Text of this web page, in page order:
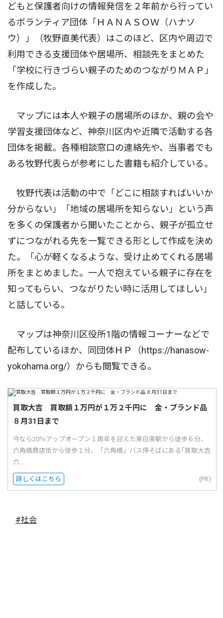
どもと保護者向けの情報発信を２年前から行ってい
るボランティア団体「ＨＡＮＡＳＯＷ（ハナソ
ウ）」（牧野直美代表）はこのほど、区内や周辺で
利用できる支援団体や居場所、相談先をまとめた
「学校に行きづらい親子のためのつながりＭＡＰ」
を作成した。
マップには本人や親子の居場所のほか、親の会や
学習支援団体など、神奈川区内や近隣で活動する各
団体を掲載。各種相談窓口の連絡先や、当事者でも
ある牧野代表らが参考にした書籍も紹介している。
牧野代表は活動の中で「どこに相談すればいいか
分からない」「地域の居場所を知らない」という声
を多くの保護者から聞いたことから、親子が孤立せ
ずにつながれる先を一覧できる形として作成を決め
た。「心が軽くなるような、受け止めてくれる居場
所をまとめました。一人で抱えている親子に存在を
知ってもらい、つながりたい時に活用してほしい」
と話している。
マップは神奈川区役所1階の情報コーナーなどで
配布しているほか、同団体ＨＰ（https://hanasow-
yokohama.org/）からも閲覧できる。
買取大吉 買取額１万円が１万２千円に 金・ブランド品
８月31日まで
今なら20％アップオープン１周年を迎えた東白楽駅から徒歩６分、
六角橋商店街から徒歩１分、「六角橋」バス停そばにある｢買取大吉
六...
詳しくはこちら (PR)
#社会